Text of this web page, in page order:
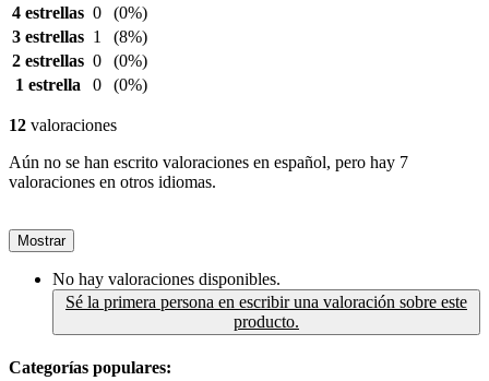
4 estrellas 0
(0%)
3 estrellas 1
(8%)
2 estrellas 0
(0%)
1 estrella
0 (0%)
12 valoraciones
Aún no se han escrito valoraciones en español, pero hay 7
valoraciones en otros idiomas.
Mostrar
No hay valoraciones disponibles.
Sé la primera persona en escribir una valoración sobre este
producto.
Categorías populares: